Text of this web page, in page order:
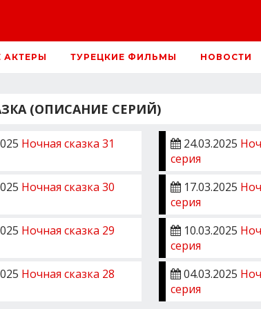
АКТЕРЫ ТУРЕЦКИЕ ФИЛЬМЫ НОВОСТИ
(ОПИСАНИЕ СЕРИЙ)
Ночная сказка 31
Ночная сказка 30
Ночная сказка 29
Ночная сказка 28
24.03.2025
серия
17.03.2025
серия
10.03.2025
серия
04.03.2025
серия